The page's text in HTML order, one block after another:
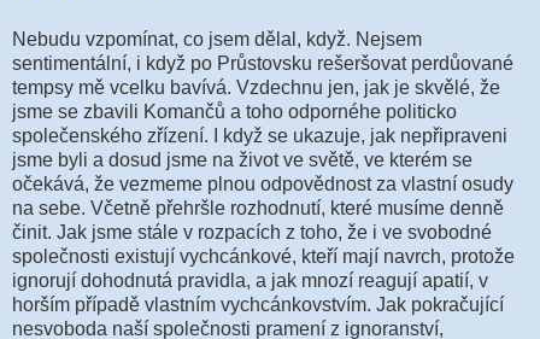
Nebudu vzpomínat, co jsem dělal, když. Nejsem
sentimentální, i když po Průstovsku rešeršovat perdůované
tempsy mě vcelku bavívá. Vzdechnu jen, jak je skvělé, že
jsme se zbavili Komančů a toho odpornéhe politicko
společenského zřízení. I když se ukazuje, jak nepřipraveni
jsme byli a dosud jsme na život ve světě, ve kterém se
očekává, že vezmeme plnou odpovědnost za vlastní osudy
na sebe. Včetně přehršle rozhodnutí, které musíme denně
činit. Jak jsme stále v rozpacích z toho, že i ve svobodné
společnosti existují vychcánkové, kteří mají navrch, protože
ignorují dohodnutá pravidla, a jak mnozí reagují apatií, v
horším případě vlastním vychcánkovstvím. Jak pokračující
nesvoboda naší společnosti pramení z ignoranství,